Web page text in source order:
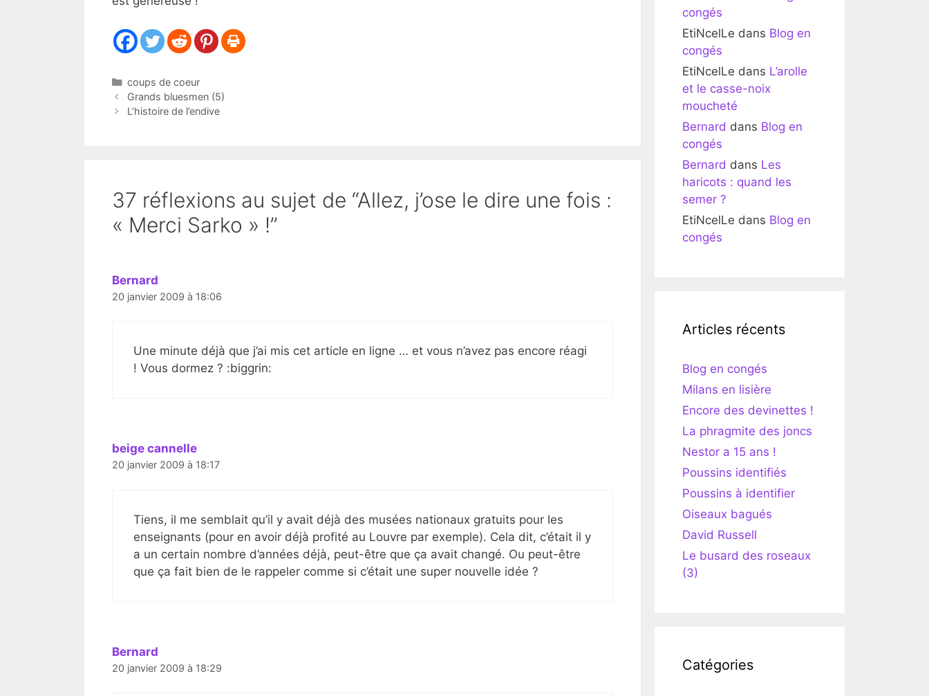
Catégories
coups de coeur
Grands bluesmen (5)
L’histoire de l’endive
37 réflexions au sujet de “Allez, j’ose le dire une fois :
« Merci Sarko » !”
Bernard
20 janvier 2009 à 18:06
Une minute déjà que j’ai mis cet article en ligne … et vous n’avez pas encore réagi
! Vous dormez ? :biggrin:
beige cannelle
20 janvier 2009 à 18:17
Tiens, il me semblait qu’il y avait déjà des musées nationaux gratuits pour les
enseignants (pour en avoir déjà profité au Louvre par exemple). Cela dit, c’était il y
a un certain nombre d’années déjà, peut-être que ça avait changé. Ou peut-être
que ça fait bien de le rappeler comme si c’était une super nouvelle idée ?
Bernard
20 janvier 2009 à 18:29
congés
EtiNcelLe dans Blog en
congés
EtiNcelLe dans L’arolle
et le casse-noix
moucheté
Bernard dans Blog en
congés
Bernard dans Les
haricots : quand les
semer ?
EtiNcelLe dans Blog en
congés
Articles récents
Blog en congés
Milans en lisière
Encore des devinettes !
La phragmite des joncs
Nestor a 15 ans !
Poussins identifiés
Poussins à identifier
Oiseaux bagués
David Russell
Le busard des roseaux
(3)
Catégories